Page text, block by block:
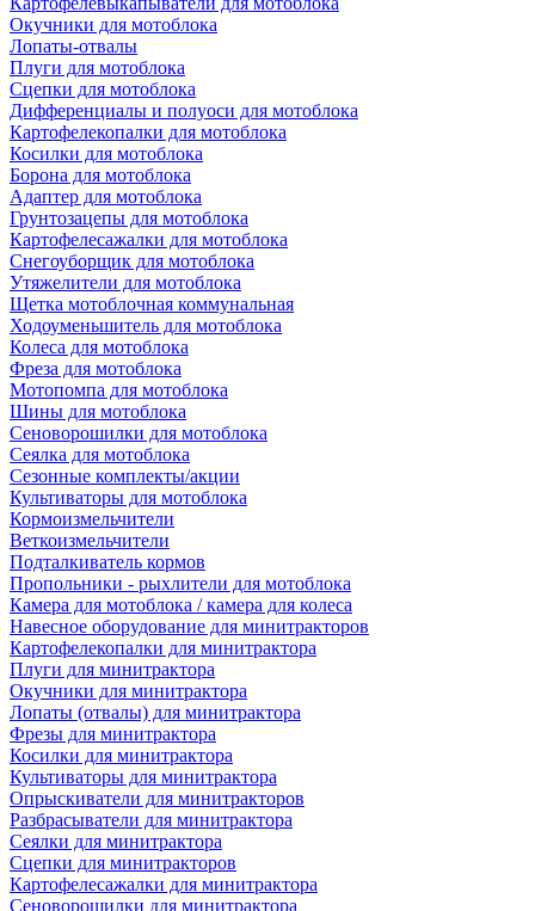
Окучники для мотоблока
Лопаты-отвалы
Плуги для мотоблока
Сцепки для мотоблока
Дифференциалы и полуоси для мотоблока
Картофелекопалки для мотоблока
Косилки для мотоблока
Борона для мотоблока
Адаптер для мотоблока
Грунтозацепы для мотоблока
Картофелесажалки для мотоблока
Снегоуборщик для мотоблока
Утяжелители для мотоблока
Щетка мотоблочная коммунальная
Ходоуменьшитель для мотоблока
Колеса для мотоблока
Фреза для мотоблока
Мотопомпа для мотоблока
Шины для мотоблока
Сеноворошилки для мотоблока
Сеялка для мотоблока
Сезонные комплекты/акции
Культиваторы для мотоблока
Кормоизмельчители
Веткоизмельчители
Подталкиватель кормов
Пропольники - рыхлители для мотоблока
Камера для мотоблока / камера для колеса
Навесное оборудование для минитракторов
Картофелекопалки для минитрактора
Плуги для минитрактора
Окучники для минитрактора
Лопаты (отвалы) для минитрактора
Фрезы для минитрактора
Косилки для минитрактора
Культиваторы для минитрактора
Опрыскиватели для минитракторов
Разбрасыватели для минитрактора
Сеялки для минитрактора
Сцепки для минитракторов
Картофелесажалки для минитрактора
Сеноворошилки для минитрактора